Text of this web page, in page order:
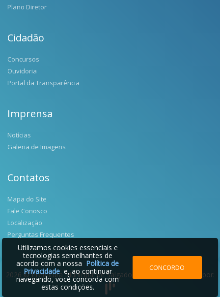
Plano Diretor
Cidadão
Concursos
Ouvidoria
Portal da Transparência
Imprensa
Notícias
Galeria de Imagens
Contatos
Mapa do Site
Fale Conosco
Localização
Perguntas Frequentes
2026 © Prefeitura Municipal de Salgado Filho | Desenvolvido por:
Utilizamos cookies essenciais e
tecnologias semelhantes de
acordo com a nossa Política de
Privacidadee, ao continuar
navegando, você concorda com
estas condições.
CONCORDO